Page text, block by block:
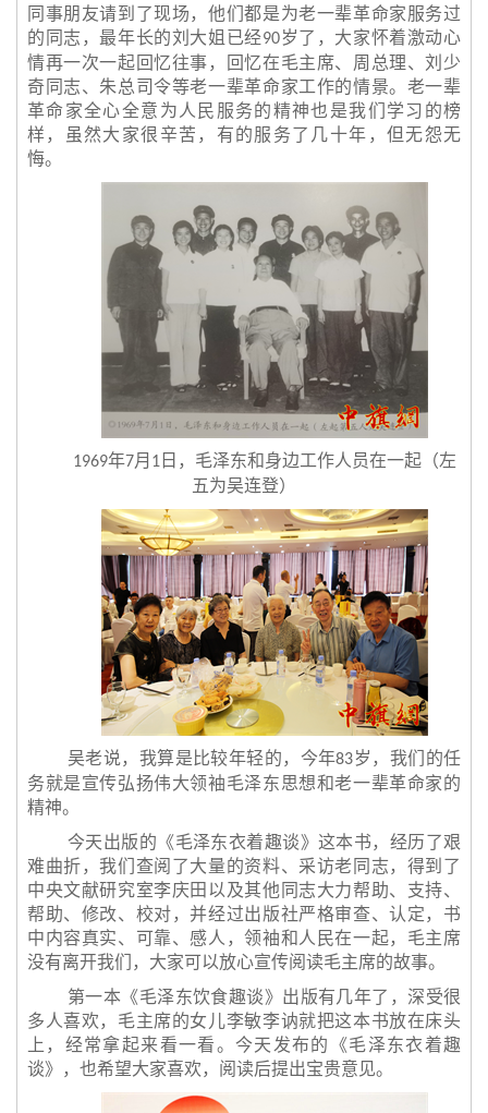
同事朋友请到了现场，他们都是为老一辈革命家服务过
的同志，最年长的刘大姐已经90岁了，大家怀着激动心
情再一次一起回忆往事，回忆在毛主席、周总理、刘少
奇同志、朱总司令等老一辈革命家工作的情景。老一辈
革命家全心全意为人民服务的精神也是我们学习的榜
样，虽然大家很辛苦，有的服务了几十年，但无怨无
悔。
1969年7月 1 日，毛泽东和身边工作人员在一起（左
五为吴连登）
吴老说，我算是比较年轻的，今年83岁，我们的任
务就是宣传弘扬伟大领袖毛泽东思想和老一辈革命家的
精神。
今天出版的《毛泽东衣着趣谈》这本书，经历了艰
难曲折，我们查阅了大量的资料、采访老同志，得到了
中央文献研究室李庆田以及其他同志大力帮助、支持、
帮助、修改、校对，并经过出版社严格审查、认定，书
中内容真实、可靠、感人，领袖和人民在一起，毛主席
没有离开我们，大家可以放心宣传阅读毛主席的故事。
第一本《毛泽东饮食趣谈》出版有几年了，深受很
多人喜欢，毛主席的女儿李敏李讷就把这本书放在床头
上，经常拿起来看一看。今天发布的《毛泽东衣着趣
谈》，也希望大家喜欢，阅读后提出宝贵意见。